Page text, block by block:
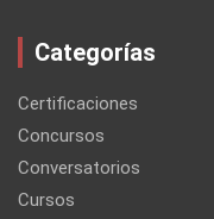
Categorías
Certificaciones
Concursos
Conversatorios
Cursos